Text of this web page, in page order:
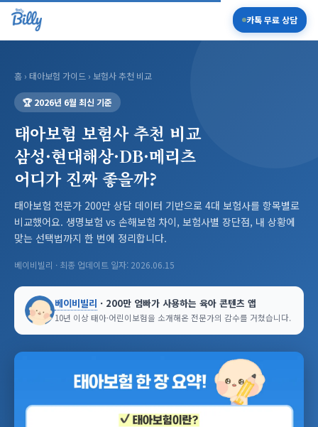
카톡 무료 상담
홈 › 태아보험 가이드 › 보험사 추천 비교
🏆 2026년 6월 최신 기준
태아보험 보험사 추천 비교
삼성·현대해상·DB·메리츠
어디가 진짜 좋을까?
태아보험 전문가 200만 상담 데이터 기반으로 4대 보험사를 항목별로
비교했어요. 생명보험 vs 손해보험 차이, 보험사별 장단점, 내 상황에
맞는 선택법까지 한 번에 정리합니다.
베이비빌리 · 최종 업데이트 일자: 2026.06.15
베이비빌리 · 200만 엄빠가 사용하는 육아 콘텐츠 앱
10년 이상 태아·어린이보험을 소개해온 전문가의 감수를 거쳤습니다.